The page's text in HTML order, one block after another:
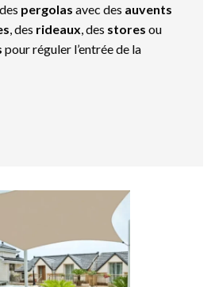
pergolas avec des auvents
, des rideaux, des stores ou
pour réguler l’entrée de la